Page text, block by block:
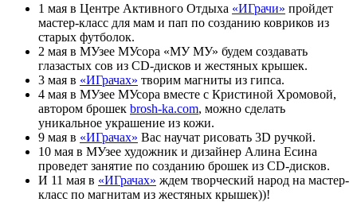
1 мая в Центре Активного Отдыха «ИГрачи» пройдет
мастер-класс для мам и пап по созданию ковриков из
старых футболок.
2 мая в МУзее МУсора «МУ МУ» будем создавать
глазастых сов из CD-дисков и жестяных крышек.
3 мая в «ИГрачах» творим магниты из гипса.
4 мая в МУзее МУсора вместе с Кристиной Хромовой,
автором брошек brosh-ka.com, можно сделать
уникальное украшение из кожи.
9 мая в «ИГрачах» Вас научат рисовать 3D ручкой.
10 мая в МУзее художник и дизайнер Алина Есина
проведет занятие по созданию брошек из CD-дисков.
И 11 мая в «ИГрачах» ждем творческий народ на мастер-
класс по магнитам из жестяных крышек))!